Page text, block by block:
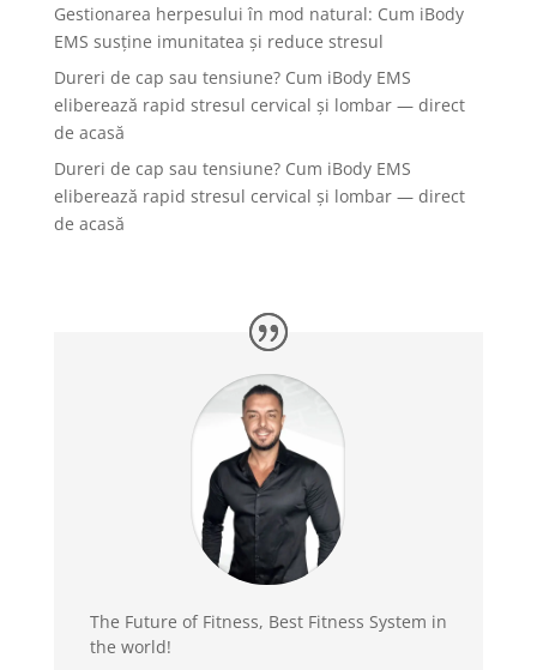
Gestionarea herpesului în mod natural: Cum iBody
EMS susține imunitatea și reduce stresul
Dureri de cap sau tensiune? Cum iBody EMS
eliberează rapid stresul cervical și lombar — direct
de acasă
Dureri de cap sau tensiune? Cum iBody EMS
eliberează rapid stresul cervical și lombar — direct
de acasă
The Future of Fitness, Best Fitness System in
the world!